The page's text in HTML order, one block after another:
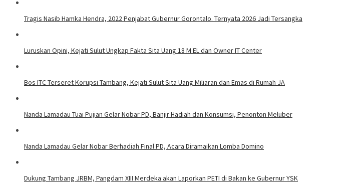
Tragis Nasib Hamka Hendra, 2022 Penjabat Gubernur Gorontalo. Ternyata 2026 Jadi Tersangka
Luruskan Opini, Kejati Sulut Ungkap Fakta Sita Uang 18 M EL dan Owner IT Center
Bos ITC Terseret Korupsi Tambang, Kejati Sulut Sita Uang Miliaran dan Emas di Rumah JA
Nanda Lamadau Tuai Pujian Gelar Nobar PD, Banjir Hadiah dan Konsumsi, Penonton Meluber
Nanda Lamadau Gelar Nobar Berhadiah Final PD, Acara Diramaikan Lomba Domino
Dukung Tambang JRBM, Pangdam XIII Merdeka akan Laporkan PETI di Bakan ke Gubernur YSK